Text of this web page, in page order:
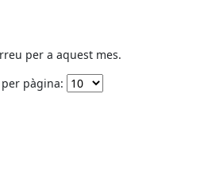
per a aquest mes.
pàgina: